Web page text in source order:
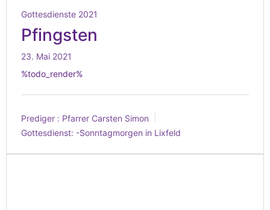
Gottesdienste 2021
Pfingsten
23. Mai 2021
%todo_render%
Prediger : Pfarrer Carsten Simon
Gottesdienst: -Sonntagmorgen in Lixfeld